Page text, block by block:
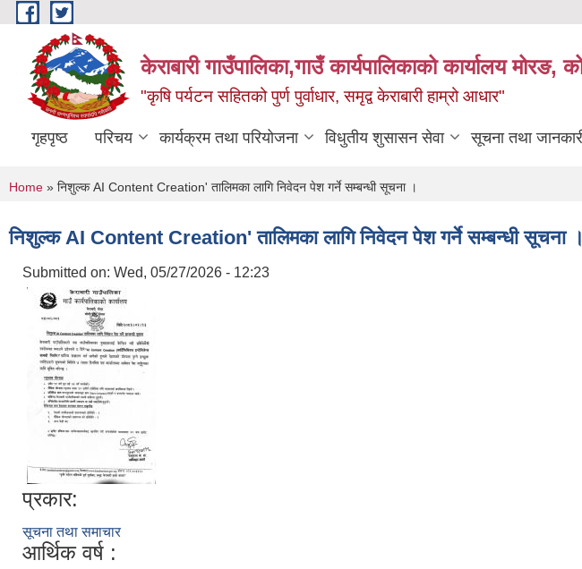
Skip to main content
केराबारी गाउँपालिका,गाउँ कार्यपालिकाको कार्यालय मोरङ,
"कृषि पर्यटन सहितको पुर्ण पुर्वाधार, समृद्व केराबारी हाम्रो आधार"
गृहपृष्ठ परिचय कार्यक्रम तथा परियोजना विधुतीय शुसासन सेवा सूचना तथा
You are here
Home » निशुल्क AI Content Creation' तालिमका लागि निवेदन पेश गर्ने सम्बन्धी सूचना ।
निशुल्क AI Content Creation' तालिमका लागि निवेदन पेश गर्ने सम्बन्धी सूचना ।
Submitted on: Wed, 05/27/2026 - 12:23
प्रकार:
सूचना तथा समाचार
आर्थिक वर्ष :